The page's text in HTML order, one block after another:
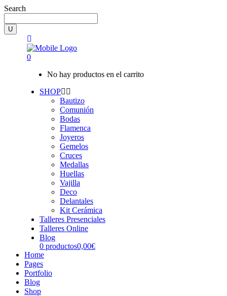
Search
0
No hay productos en el carrito
SHOP
Bautizo
Comunión
Bodas
Flamenca
Joyeros
Gemelos
Cruces
Medallas
Huellas
Vajilla
Deco
Delantales
Kit Cerámica
Talleres Presenciales
Talleres Online
Blog
0 productos0,00€
Home
Pages
Portfolio
Blog
Shop